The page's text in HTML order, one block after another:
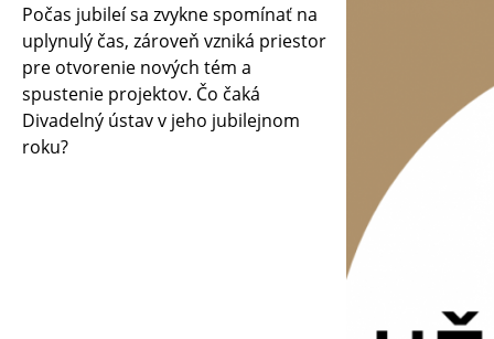
Počas jubileí sa zvykne spomínať na
uplynulý čas, zároveň vzniká priestor
pre otvorenie nových tém a
spustenie projektov. Čo čaká
Divadelný ústav v jeho jubilejnom
roku?